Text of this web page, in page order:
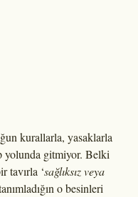
kurallarla, yasaklarla
yolunda gitmiyor. Belki
tavırla ‘sağlıksız veya
o besinleri